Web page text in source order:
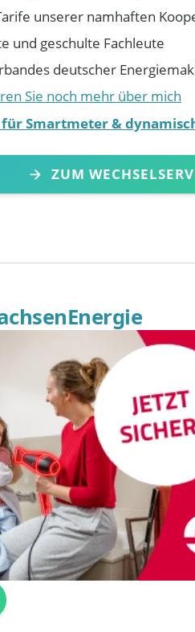
unserer namhaften
und geschulte Fachleute
deutscher
Sie noch mehr über mich
Smartmeter &
ZUM